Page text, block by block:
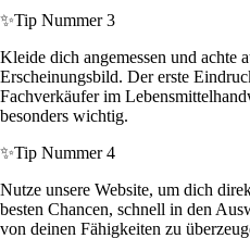
✨Tip Nummer 3
Kleide dich angemessen und achte
Erscheinungsbild. Der erste
Fachverkäufer im
besonders wichtig.
✨Tip Nummer 4
Nutze unsere Website, um dich
besten Chancen, schnell in den
von deinen Fähigkeiten zu